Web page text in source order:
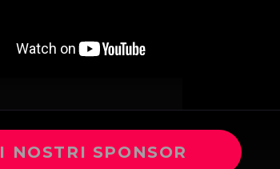
I NOSTRI SPONSOR